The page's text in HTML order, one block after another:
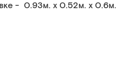
- 0.93м. x 0.52м. x 0.6м.